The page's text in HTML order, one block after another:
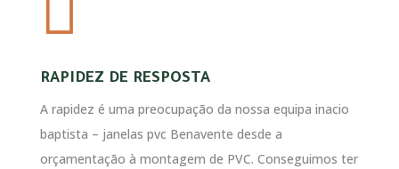
RAPIDEZ DE RESPOSTA
A rapidez é uma preocupação da nossa equipa inacio
baptista – janelas pvc Benavente desde a
orçamentação à montagem de PVC. Conseguimos ter